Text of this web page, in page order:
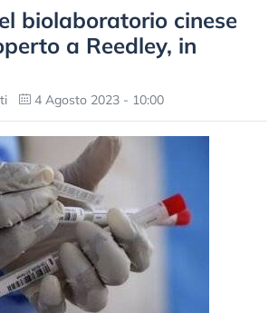
biolaboratorio cinese
a Reedley, in
4 Agosto 2023 - 10:00